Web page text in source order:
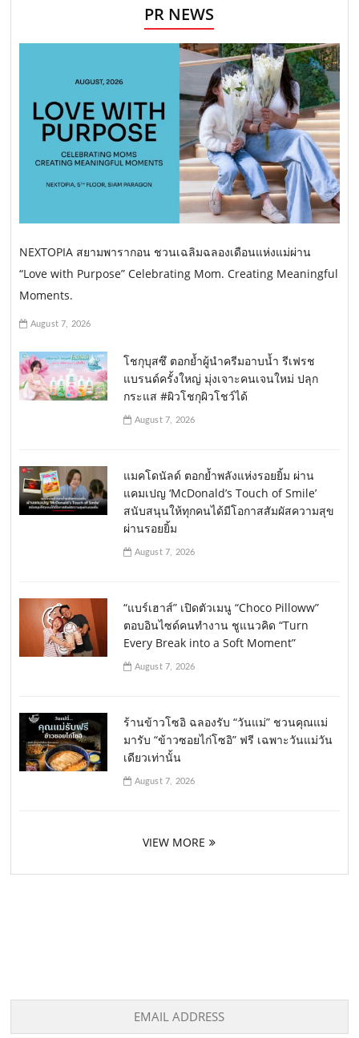
PR NEWS
NEXTOPIA สยามพารากอน ชวนเฉลิมฉลองเดือนแห่งแม่ผ่าน
“Love with Purpose” Celebrating Mom. Creating Meaningful
Moments.
August 7, 2026
โชกุบุสซึ ตอกย้ำผู้นำครีมอาบน้ำ รีเฟรช
แบรนด์ครั้งใหญ่ มุ่งเจาะคนเจนใหม่ ปลุก
กระแส #ผิวโชกุผิวโชว์ได้
August 7, 2026
แมคโดนัลด์ ตอกย้ำพลังแห่งรอยยิ้ม ผ่าน
แคมเปญ ‘McDonald’s Touch of Smile’
สนับสนุนให้ทุกคนได้มีโอกาสสัมผัสความสุข
ผ่านรอยยิ้ม
August 7, 2026
“แบร์เฮาส์” เปิดตัวเมนู “Choco Pilloww”
ตอบอินไซด์คนทำงาน ชูแนวคิด “Turn
Every Break into a Soft Moment”
August 7, 2026
ร้านข้าวโซอิ ฉลองรับ “วันแม่” ชวนคุณแม่
มารับ “ข้าวซอยไก่โซอิ” ฟรี เฉพาะวันแม่วัน
เดียวเท่านั้น
August 7, 2026
VIEW MORE